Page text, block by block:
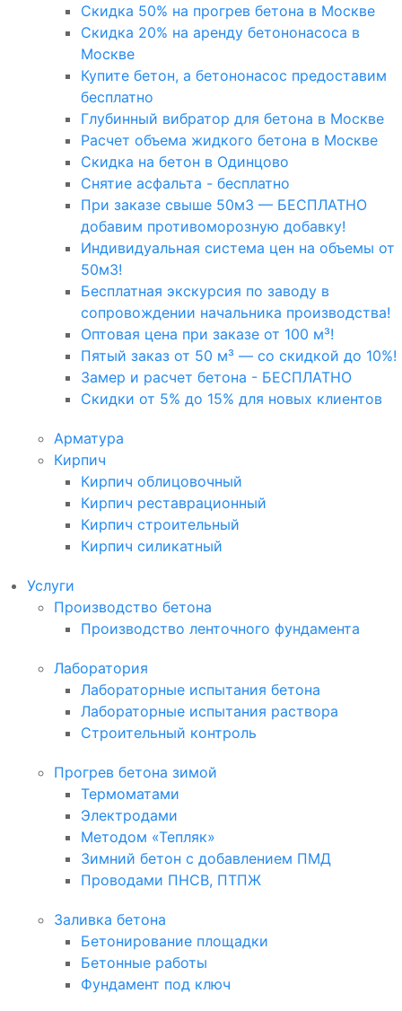
Скидка 50% на прогрев бетона в Москве
Скидка 20% на аренду бетононасоса в
Москве
Купите бетон, а бетононасос предоставим
бесплатно
Глубинный вибратор для бетона в Москве
Расчет объема жидкого бетона в Москве
Скидка на бетон в Одинцово
Снятие асфальта - бесплатно
При заказе свыше 50м3 — БЕСПЛАТНО
добавим противоморозную добавку!
Индивидуальная система цен на объемы от
50м3!
Бесплатная экскурсия по заводу в
сопровождении начальника производства!
Оптовая цена при заказе от 100 м³!
Пятый заказ от 50 м³ — со скидкой до 10%!
Замер и расчет бетона - БЕСПЛАТНО
Скидки от 5% до 15% для новых клиентов
Арматура
Кирпич
Кирпич облицовочный
Кирпич реставрационный
Кирпич строительный
Кирпич силикатный
Услуги
Производство бетона
Производство ленточного фундамента
Лаборатория
Лабораторные испытания бетона
Лабораторные испытания раствора
Строительный контроль
Прогрев бетона зимой
Термоматами
Электродами
Методом «Тепляк»
Зимний бетон с добавлением ПМД
Проводами ПНСВ, ПТПЖ
Заливка бетона
Бетонирование площадки
Бетонные работы
Фундамент под ключ